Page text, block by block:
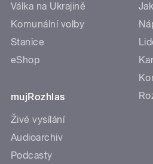
Válka na Ukrajině
Komunální volby
Stanice
eShop
mujRozhlas
Živé vysílání
Audioarchiv
Podcasty